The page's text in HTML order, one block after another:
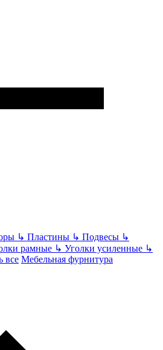
↳ Пластины ↳ Подвесы ↳
рамные ↳ Уголки усиленные ↳
все Мебельная фурнитура